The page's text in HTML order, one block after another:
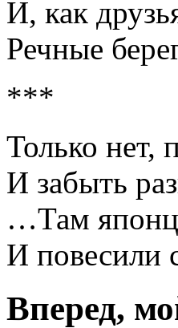
И, как
Речные
***
Только нет,
И забыть
…Там
И повесили
Вперед,